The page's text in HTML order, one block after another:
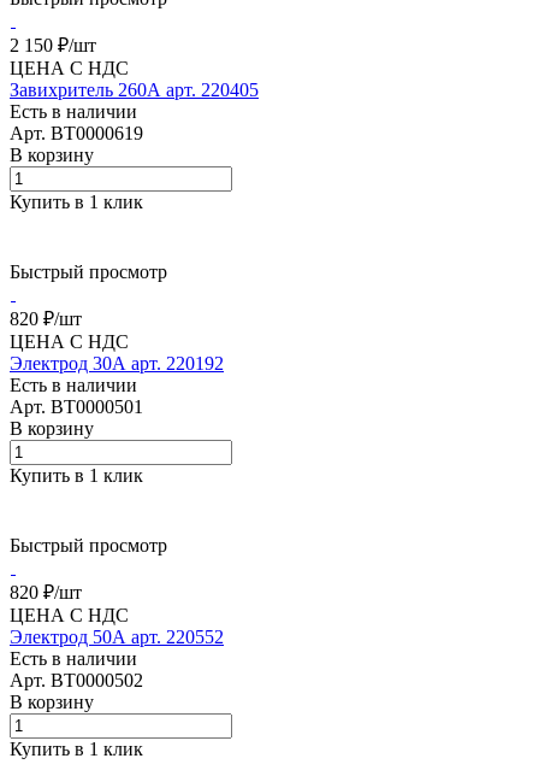
2 150 ₽/шт
ЦЕНА С НДС
Завихритель 260А арт. 220405
Есть в наличии
Арт. BT0000619
В корзину
Купить в 1 клик
Быстрый просмотр
820 ₽/шт
ЦЕНА С НДС
Электрод 30А арт. 220192
Есть в наличии
Арт. BT0000501
В корзину
Купить в 1 клик
Быстрый просмотр
820 ₽/шт
ЦЕНА С НДС
Электрод 50А арт. 220552
Есть в наличии
Арт. BT0000502
В корзину
Купить в 1 клик